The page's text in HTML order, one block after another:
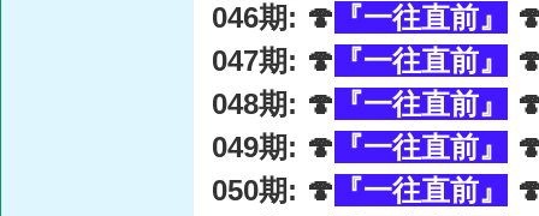
046期: 🍄 『一往直前』
047期: 🍄 『一往直前』
048期: 🍄 『一往直前』
049期: 🍄 『一往直前』
050期: 🍄 『一往直前』